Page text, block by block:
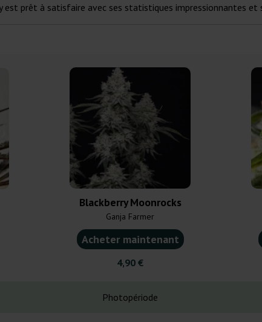
est prêt à satisfaire avec ses statistiques impressionnantes et
Blackberry Moonrocks
Ganja Farmer
Acheter maintenant
4,90 €
Photopériode